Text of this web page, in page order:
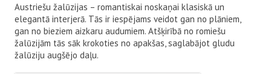
Austriešu žalūzijas – romantiskai noskaņai klasiskā un
elegantā interjerā. Tās ir iespējams veidot gan no plāniem,
gan no bieziem aizkaru audumiem. Atšķirībā no romiešu
žalūzijām tās sāk krokoties no apakšas, saglabājot gludu
žalūziju augšējo daļu.